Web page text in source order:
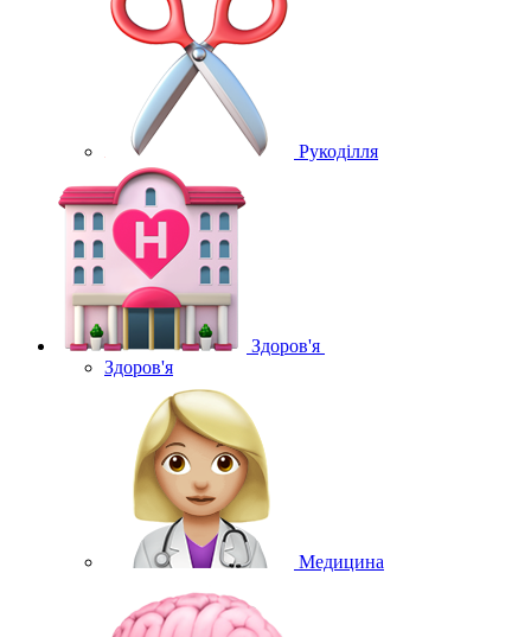
Рукоділля
Здоров'я
Здоров'я
Медицина